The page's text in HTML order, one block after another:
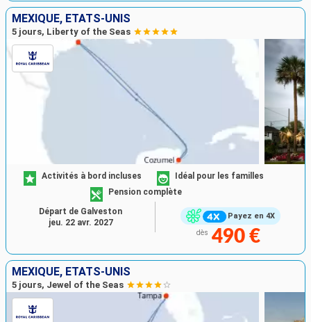
MEXIQUE, ÉTATS-UNIS
5 jours, Liberty of the Seas
Payez en 4X
Activités à bord incluses
Idéal pour les familles
Pension complète
dès 490 €
Départ de Galveston
jeu. 22 avr. 2027
MEXIQUE, ÉTATS-UNIS
5 jours, Jewel of the Seas